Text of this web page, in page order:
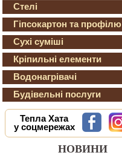
Стелі
Гіпсокартон та профілю
Сухі суміші
Кріпильні елементи
Водонагрівачі
Будівельні послуги
Тепла Хата
у соцмережах
НОВИНИ